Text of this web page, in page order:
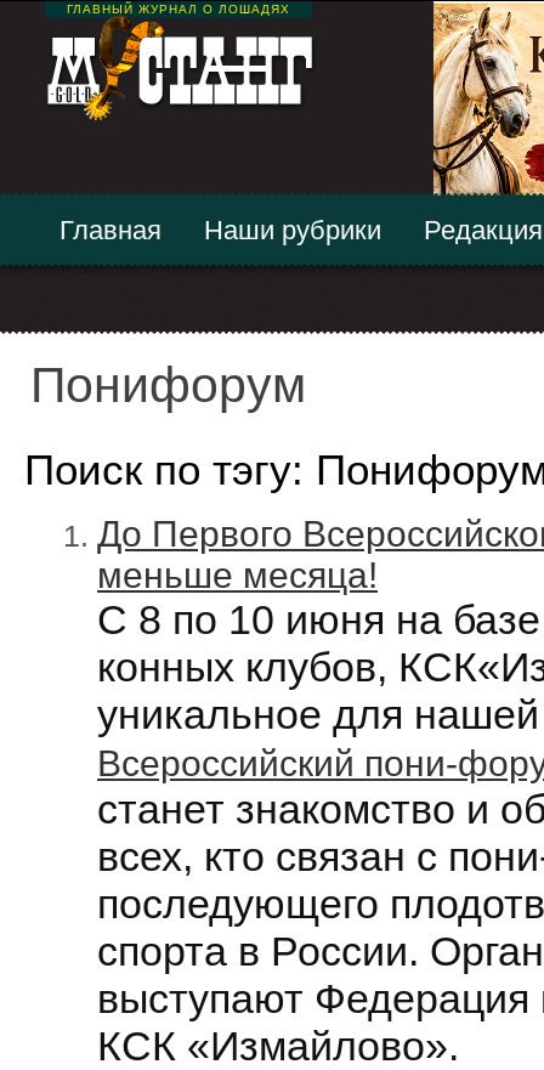
ГЛАВНЫЙ ЖУРНАЛ О ЛОШАДЯХ
Главная Наши рубрики Редакция
Понифорум
Поиск по тэгу:
До Первого
меньше месяца!
С 8 по 10 июня на
конных клубов, КСК
уникальное для
Всероссийский пони-
станет знакомство и
всех, кто связан с
последующего
спорта в России. О
выступают Федерация
КСК «Измайлово».